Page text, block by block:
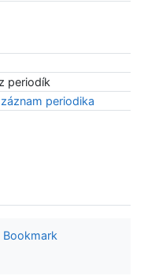
periodík
periodika
Bookmark